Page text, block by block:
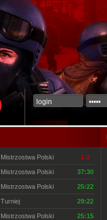
Mistrzostwa Polski 1:2
Mistrzostwa Polski 37:30
Mistrzostwa Polski 25:22
Turniej 29:22
Mistrzostwa Polski 25:15